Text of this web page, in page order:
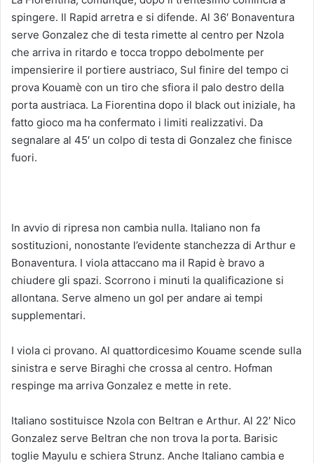
spingere. Il Rapid arretra e si difende. Al 36′ Bonaventura
serve Gonzalez che di testa rimette al centro per Nzola
che arriva in ritardo e tocca troppo debolmente per
impensierire il portiere austriaco, Sul finire del tempo ci
prova Kouamè con un tiro che sfiora il palo destro della
porta austriaca. La Fiorentina dopo il black out iniziale, ha
fatto gioco ma ha confermato i limiti realizzativi. Da
segnalare al 45′ un colpo di testa di Gonzalez che finisce
fuori.
In avvio di ripresa non cambia nulla. Italiano non fa
sostituzioni, nonostante l’evidente stanchezza di Arthur e
Bonaventura. I viola attaccano ma il Rapid è bravo a
chiudere gli spazi. Scorrono i minuti la qualificazione si
allontana. Serve almeno un gol per andare ai tempi
supplementari.
I viola ci provano. Al quattordicesimo Kouame scende sulla
sinistra e serve Biraghi che crossa al centro. Hofman
respinge ma arriva Gonzalez e mette in rete.
Italiano sostituisce Nzola con Beltran e Arthur. Al 22′ Nico
Gonzalez serve Beltran che non trova la porta. Barisic
toglie Mayulu e schiera Strunz. Anche Italiano cambia e